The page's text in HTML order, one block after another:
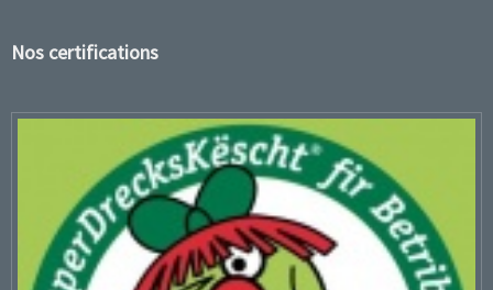
Nos certifications